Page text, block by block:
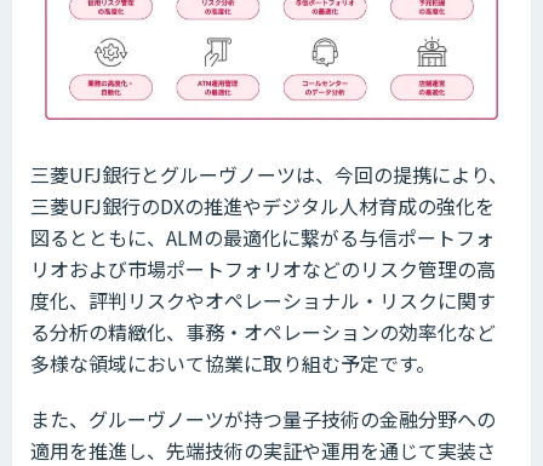
三菱UFJ銀行とグルーヴノーツは、今回の提携により、
三菱UFJ銀行のDXの推進やデジタル人材育成の強化を
図るとともに、ALMの最適化に繋がる与信ポートフォ
リオおよび市場ポートフォリオなどのリスク管理の高
度化、評判リスクやオペレーショナル・リスクに関す
る分析の精緻化、事務・オペレーションの効率化など
多様な領域において協業に取り組む予定です。
また、グルーヴノーツが持つ量子技術の金融分野への
適用を推進し、先端技術の実証や運用を通じて実装さ